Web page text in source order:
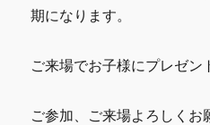
期になります。
ご来場でお子様にプレゼン
ご参加、ご来場よろしくお